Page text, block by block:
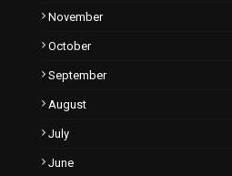
November
October
September
August
July
June